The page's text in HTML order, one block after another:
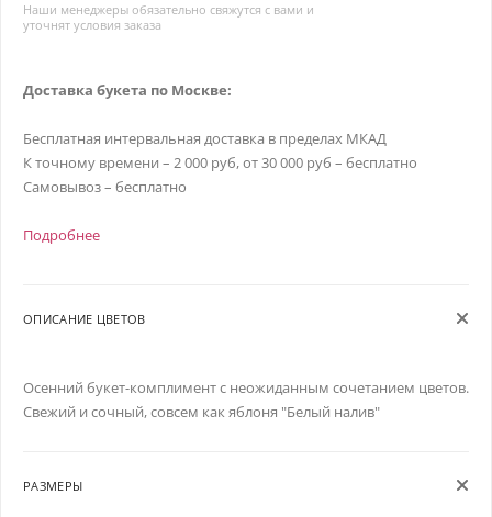
Наши менеджеры обязательно свяжутся с вами и
уточнят условия заказа
Доставка букета по Москве:
Бесплатная интервальная доставка в пределах МКАД
К точному времени – 2 000 руб, от 30 000 руб – бесплатно
Самовывоз – бесплатно
Подробнее
ОПИСАНИЕ ЦВЕТОВ
Осенний букет-комплимент с неожиданным сочетанием цветов.
Свежий и сочный, совсем как яблоня "Белый налив"
РАЗМЕРЫ